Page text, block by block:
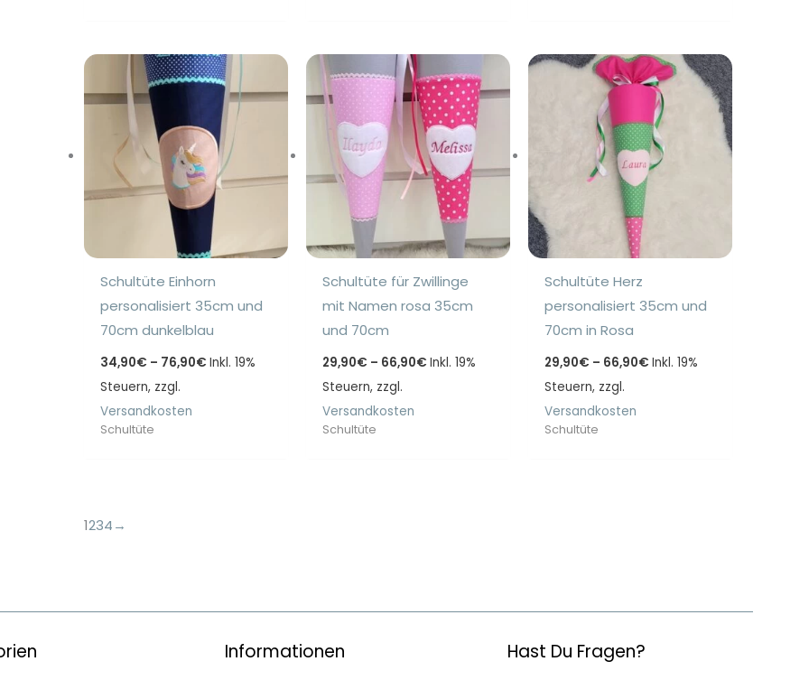
Schultüte Einhorn
personalisiert 35cm und
70cm dunkelblau
34,90€ – 76,90€ Preisspanne:
34,90€
Inkl. 19%
Steuern, zzgl.
Versandkosten
Schultüte
Schultüte für Zwillinge
mit Namen rosa 35cm
und 70cm
29,90€ – 66,90€Preisspanne:
29,90€
Inkl. 19%
Steuern, zzgl.
Versandkosten
Schultüte
Schultüte Herz
personalisiert 35cm und
70cm in Rosa
29,90€ – 66,90€Preisspanne:
29,90€
Inkl. 19%
Steuern, zzgl.
Versandkosten
Schultüte
1234→
Informationen Hast Du Fragen?